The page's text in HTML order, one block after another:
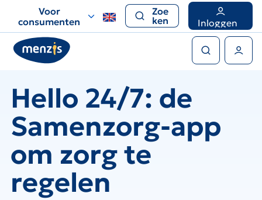
voor
snelle
navigatie
Voor
consumenten
Zoe
ken
Inloggen
Hello 24/7: de
Samenzorg-app
om zorg te
regelen